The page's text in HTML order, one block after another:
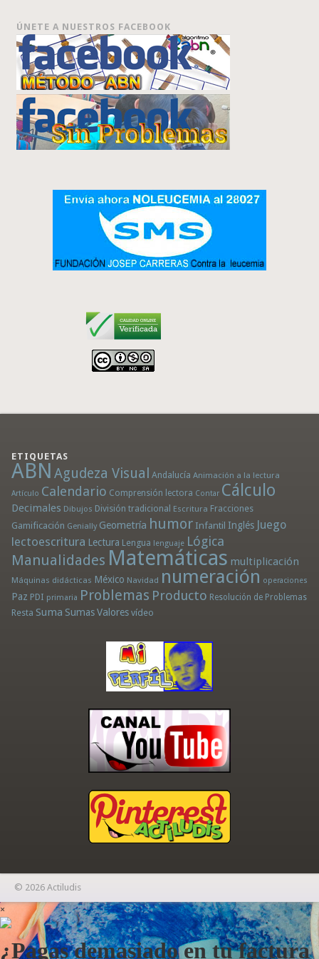
ÚNETE A NUESTROS FACEBOOK
ETIQUETAS
ABN Agudeza Visual Andalucía Animación a la lectura
Artículo Calendario Comprensión lectora Contar Cálculo
Decimales Dibujos División tradicional Escritura Fracciones
Gamificación Genially Geometría humor Infantil Inglés Juego
lectoescritura Lectura Lengua lenguaje Lógica
Manualidades Matemáticas multiplicación
Máquinas didácticas México Navidad numeración operaciones
Paz PDI primaria Problemas Producto Resolución de Problemas
Resta Suma Sumas Valores vídeo
© 2026 Actiludis
×
¿Pagas demasiado en tu factura